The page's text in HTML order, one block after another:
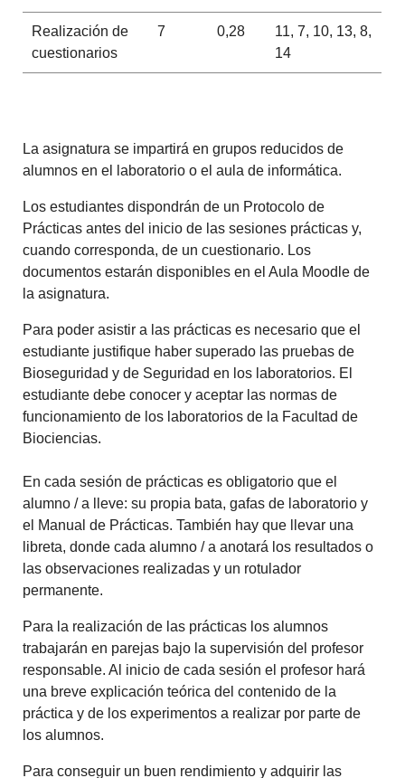
Realización de
cuestionarios
7 0,28
11, 7, 10, 13, 8,
14
La asignatura se impartirá en grupos reducidos de
alumnos en el laboratorio o el aula de informática.
Los estudiantes dispondrán de un Protocolo de
Prácticas antes del inicio de las sesiones prácticas y,
cuando corresponda, de un cuestionario. Los
documentos estarán disponibles en el Aula Moodle de
la asignatura.
Para poder asistir a las prácticas es necesario que el
estudiante justifique haber superado las pruebas de
Bioseguridad y de Seguridad en los laboratorios. El
estudiante debe conocer y aceptar las normas de
funcionamiento de los laboratorios de la Facultad de
Biociencias.
En cada sesión de prácticas es obligatorio que el
alumno / a lleve: su propia bata, gafas de laboratorio y
el Manual de Prácticas. También hay que llevar una
libreta, donde cada alumno / a anotará los resultados o
las observaciones realizadas y un rotulador
permanente.
Para la realización de las prácticas los alumnos
trabajarán en parejas bajo la supervisión del profesor
responsable. Al inicio de cada sesión el profesor hará
una breve explicación teórica del contenido de la
práctica y de los experimentos a realizar por parte de
los alumnos.
Para conseguir un buen rendimiento y adquirir las